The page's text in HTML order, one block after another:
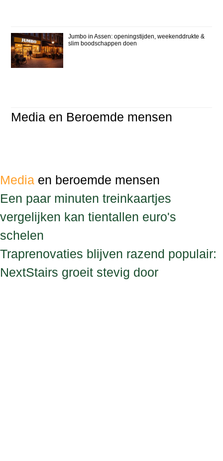
Jumbo in Assen: openingstijden, weekenddrukte &
slim boodschappen doen
Media en Beroemde mensen
Media en beroemde mensen
Een paar minuten treinkaartjes
vergelijken kan tientallen euro's
schelen
Traprenovaties blijven razend populair:
NextStairs groeit stevig door